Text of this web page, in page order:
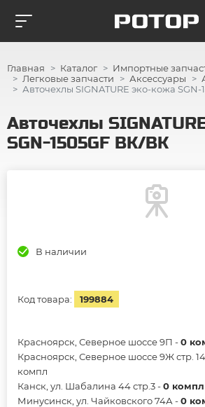
Главная Каталог
Импортные
Легковые запчасти
Аксессуары
Авточехлы SIGNATURE эко-кожа SGN-
Авточехлы
SGN-1505GF BK/BK
В наличии
Код товара: 199884
Красноярск, Северное шоссе 9П -0
Красноярск, Северное шоссе 9Ж стр.
компл
Канск, ул. Шабалина 44 стр.3 -0 компл
Минусинск, ул. Чайковского 74А -0